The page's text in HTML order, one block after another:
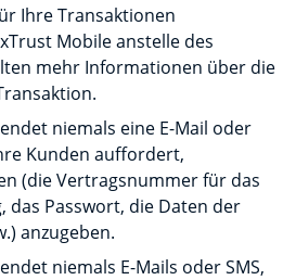
Ihre Transaktionen
Mobile anstelle des
mehr Informationen über die
niemals eine E-Mail oder
Kunden auffordert,
(die Vertragsnummer für das
das Passwort, die Daten der
anzugeben.
niemals E-Mails oder SMS,